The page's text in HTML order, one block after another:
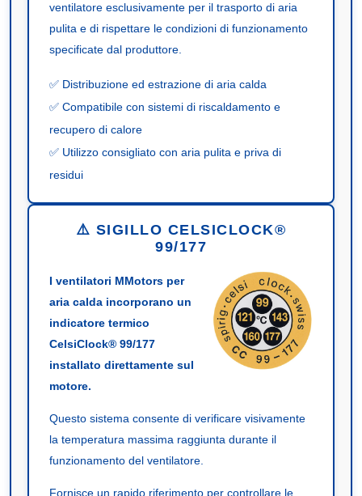
ventilatore esclusivamente per il trasporto di aria
pulita e di rispettare le condizioni di funzionamento
specificate dal produttore.
✅ Distribuzione ed estrazione di aria calda
✅ Compatibile con sistemi di riscaldamento e
recupero di calore
✅ Utilizzo consigliato con aria pulita e priva di
residui
⚠️ SIGILLO CELSICLOCK®
99/177
I ventilatori MMotors per
aria calda incorporano un
indicatore termico
CelsiClock® 99/177
installato direttamente sul
motore.
Questo sistema consente di verificare visivamente
la temperatura massima raggiunta durante il
funzionamento del ventilatore.
Fornisce un rapido riferimento per controllare le